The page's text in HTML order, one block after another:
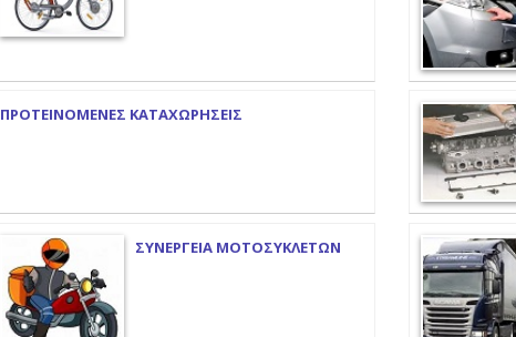
ΠΡΟΤΕΙΝΟΜΕΝΕΣ ΚΑΤΑΧΩΡΗΣΕΙΣ
ΣΥΝΕΡΓΕΙΑ ΜΟΤΟΣΥΚΛΕΤΩΝ